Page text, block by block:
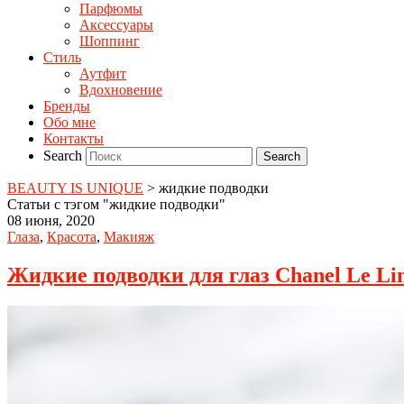
Парфюмы
Аксессуары
Шоппинг
Стиль
Аутфит
Вдохновение
Бренды
Обо мне
Контакты
Search
BEAUTY IS UNIQUE > жидкие подводки
Статьи с тэгом "жидкие подводки"
08 июня, 2020
Глаза, Красота, Макияж
Жидкие подводки для глаз Chanel Le